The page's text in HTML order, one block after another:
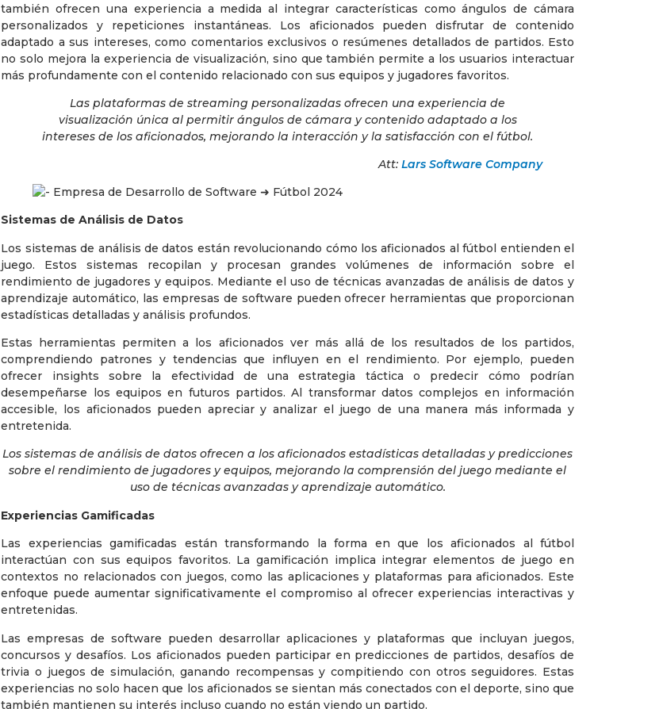
también ofrecen una experiencia a medida al integrar características como ángulos de cámara
personalizados y repeticiones instantáneas. Los aficionados pueden disfrutar de contenido
adaptado a sus intereses, como comentarios exclusivos o resúmenes detallados de partidos. Esto
no solo mejora la experiencia de visualización, sino que también permite a los usuarios interactuar
más profundamente con el contenido relacionado con sus equipos y jugadores favoritos.
Las plataformas de streaming personalizadas ofrecen una experiencia de
visualización única al permitir ángulos de cámara y contenido adaptado a los
intereses de los aficionados, mejorando la interacción y la satisfacción con el fútbol.
Att: Lars Software Company
Sistemas de Análisis de Datos
Los sistemas de análisis de datos están revolucionando cómo los aficionados al fútbol entienden el
juego. Estos sistemas recopilan y procesan grandes volúmenes de información sobre el
rendimiento de jugadores y equipos. Mediante el uso de técnicas avanzadas de análisis de datos y
aprendizaje automático, las empresas de software pueden ofrecer herramientas que proporcionan
estadísticas detalladas y análisis profundos.
Estas herramientas permiten a los aficionados ver más allá de los resultados de los partidos,
comprendiendo patrones y tendencias que influyen en el rendimiento. Por ejemplo, pueden
ofrecer insights sobre la efectividad de una estrategia táctica o predecir cómo podrían
desempeñarse los equipos en futuros partidos. Al transformar datos complejos en información
accesible, los aficionados pueden apreciar y analizar el juego de una manera más informada y
entretenida.
Los sistemas de análisis de datos ofrecen a los aficionados estadísticas detalladas y predicciones
sobre el rendimiento de jugadores y equipos, mejorando la comprensión del juego mediante el
uso de técnicas avanzadas y aprendizaje automático.
Experiencias Gamificadas
Las experiencias gamificadas están transformando la forma en que los aficionados al fútbol
interactúan con sus equipos favoritos. La gamificación implica integrar elementos de juego en
contextos no relacionados con juegos, como las aplicaciones y plataformas para aficionados. Este
enfoque puede aumentar significativamente el compromiso al ofrecer experiencias interactivas y
entretenidas.
Las empresas de software pueden desarrollar aplicaciones y plataformas que incluyan juegos,
concursos y desafíos. Los aficionados pueden participar en predicciones de partidos, desafíos de
trivia o juegos de simulación, ganando recompensas y compitiendo con otros seguidores. Estas
experiencias no solo hacen que los aficionados se sientan más conectados con el deporte, sino que
también mantienen su interés incluso cuando no están viendo un partido.